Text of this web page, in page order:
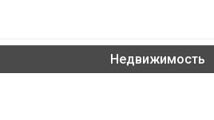
Недвижимость